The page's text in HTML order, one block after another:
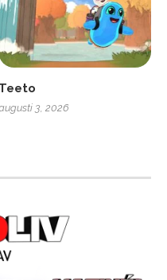
Teeto
3, 2026